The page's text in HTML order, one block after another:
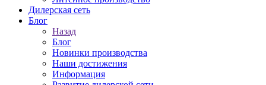
Дилерская сеть
Блог
Назад
Блог
Новинки производства
Наши достижения
Информация